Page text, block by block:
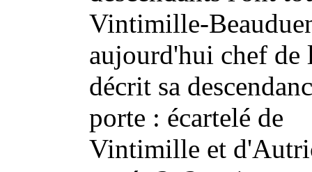
Vintimille-
aujourd'hui chef de
décrit sa
porte : écartelé de
Vintimille et